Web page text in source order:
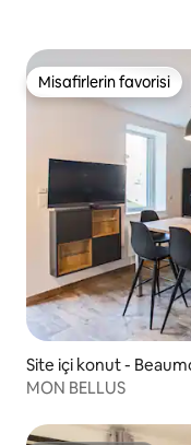
Misafirlerin favorisi
Misafirlerin favorisi
Site içi konut -
MON BELLUS